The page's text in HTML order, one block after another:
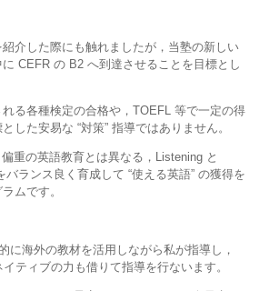
紹介した際にも触れましたが，当塾の新しい
CEFR の B2 へ到達させることを目標とし
る各種検定の合格や，TOEFL 等で一定の得
した安易な “対策” 指導ではありません。
重の英語教育とは異なる，Listening と
ランス良く育成して “使える英語” の獲得を
ムです。
に海外の教材を活用しながら私が指導し，
ティブの力も借りて指導を行ないます。